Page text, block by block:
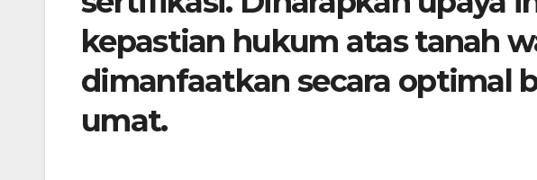
kepastian hukum atas tanah
dimanfaatkan secara optimal
umat.